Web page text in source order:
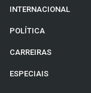
INTERNACIONAL
POLÍTICA
CARREIRAS
ESPECIAIS